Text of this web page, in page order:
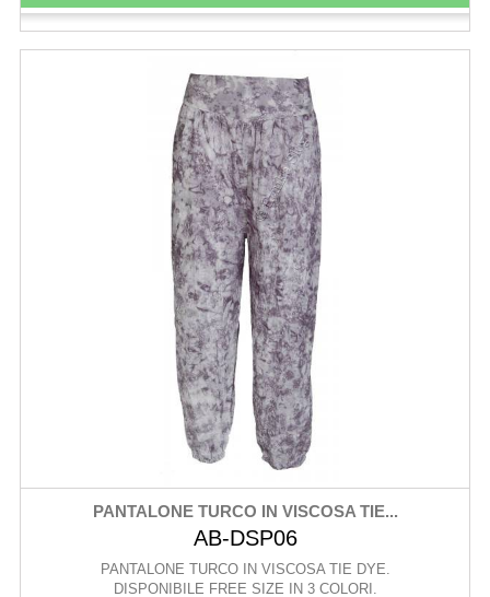
PANTALONE TURCO IN VISCOSA TIE...
AB-DSP06
PANTALONE TURCO IN VISCOSA TIE DYE.
DISPONIBILE FREE SIZE IN 3 COLORI.